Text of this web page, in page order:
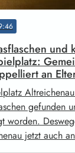
und
an
gefunden
worden.
jetzt auch